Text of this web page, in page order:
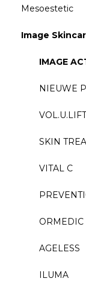
Mesoestetic
Image
IMAGE
NIEUWE
VOL.U.LIFT
SKIN
VITAL C
ORMEDIC
AGELESS
ILUMA